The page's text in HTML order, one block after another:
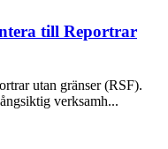
till Reportrar
utan gränser (RSF).
verksamh...